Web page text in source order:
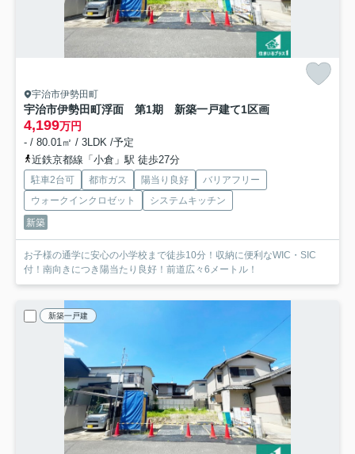
宇治市伊勢田町
宇治市伊勢田町浮面 第1期 新築一戸建て1区画
4,199万円
- / 80.01㎡ / 3LDK /予定
近鉄京都線「小倉」駅 徒歩27分
駐車2台可 都市ガス 陽当り良好
バリアフリー
ウォークインクロゼット
システムキッチン
新築
お子様の通学に安心の小学校まで徒歩10分！収納に便利なWIC・SIC
付！南向きにつき陽当たり良好！前道広々6メートル！
新築一戸建